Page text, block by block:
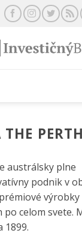
THE
austrálsky plne
podnik v
celom svete.
1899.